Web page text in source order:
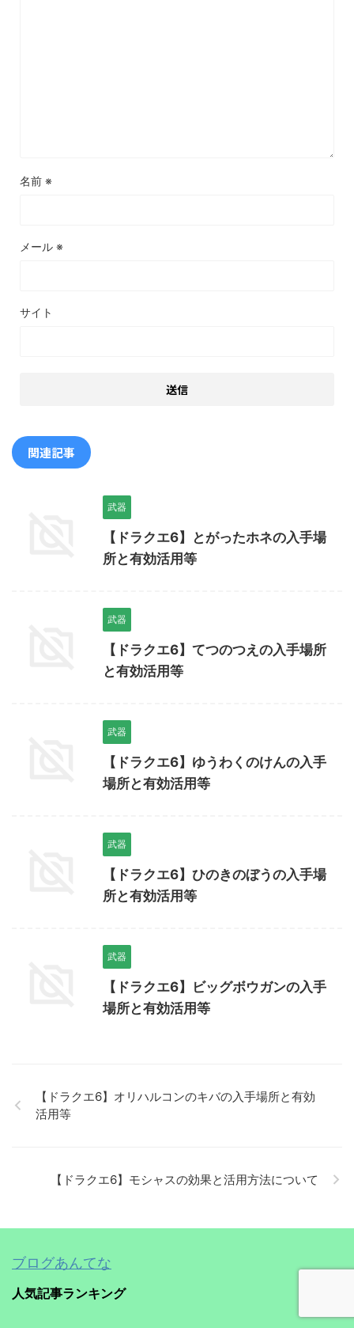
名前 ※
メール ※
サイト
関連記事
武器
【ドラクエ6】とがったホネの入手場
所と有効活用等
武器
【ドラクエ6】てつのつえの入手場所
と有効活用等
武器
【ドラクエ6】ゆうわくのけんの入手
場所と有効活用等
武器
【ドラクエ6】ひのきのぼうの入手場
所と有効活用等
武器
【ドラクエ6】ビッグボウガンの入手
場所と有効活用等
【ドラクエ6】オリハルコンのキバの入手場所と有効
活用等
【ドラクエ6】モシャスの効果と活用方法について
ブログあんてな
人気記事ランキング